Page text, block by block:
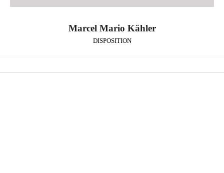
Marcel Mario Kähler
DISPOSITION